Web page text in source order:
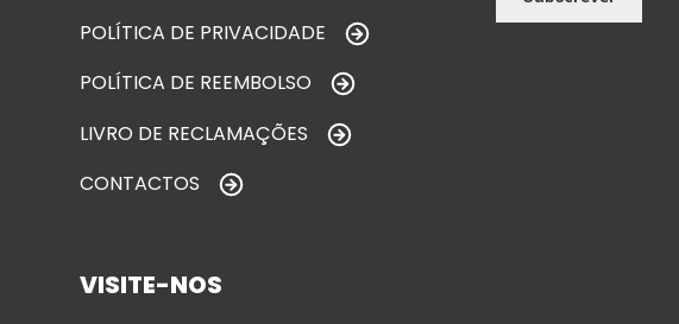
POLÍTICA DE PRIVACIDADE
POLÍTICA DE REEMBOLSO
LIVRO DE RECLAMAÇÕES
CONTACTOS
VISITE-NOS